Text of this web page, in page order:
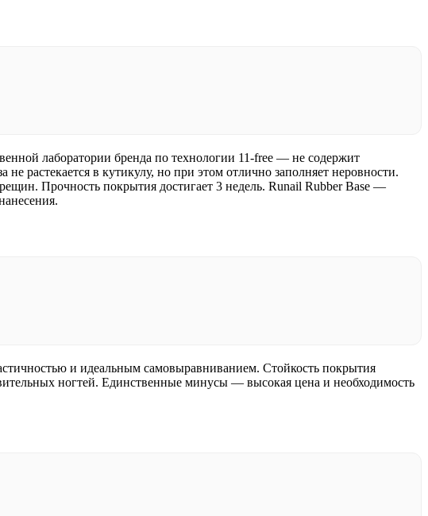
лаборатории бренда по технологии 11-free — не содержит
растекается в кутикулу, но при этом отлично заполняет неровности.
Прочность покрытия достигает 3 недель. Runail Rubber Base —
и идеальным самовыравниванием. Стойкость покрытия
ногтей. Единственные минусы — высокая цена и необходимость